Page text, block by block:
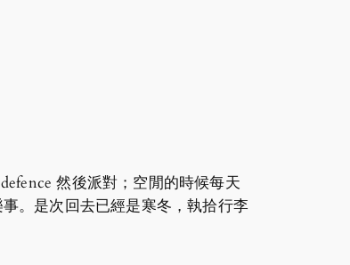
然後派對；空閒的時候每天
。是次回去已經是寒冬，執拾行李